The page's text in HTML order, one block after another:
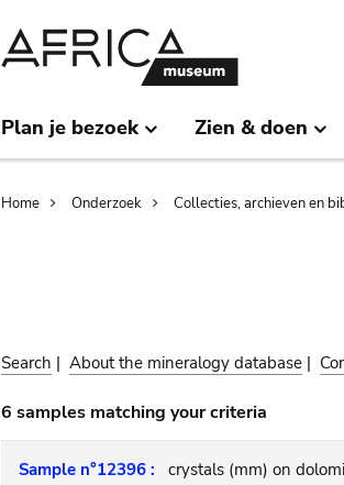
Plan je bezoek Zien & doen
Breadcrumb
Home Onderzoek Collecties, archieven en
Search | About the mineralogy database |
6 samples matching your criteria
Sample n°12396 : crystals (mm) on